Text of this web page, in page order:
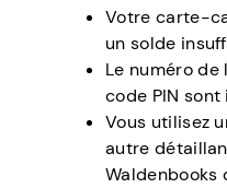
Votre carte-
un solde
Le numéro
code PIN
Vous utilisez
autre
Waldenbooks